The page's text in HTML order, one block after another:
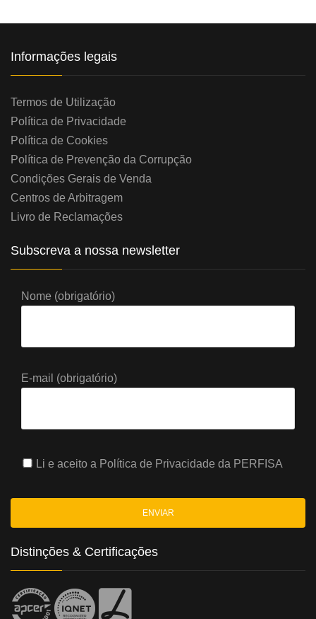
Informações legais
Termos de Utilização
Política de Privacidade
Política de Cookies
Política de Prevenção da Corrupção
Condições Gerais de Venda
Centros de Arbitragem
Livro de Reclamações
Subscreva a nossa newsletter
Nome (obrigatório)
E-mail (obrigatório)
Li e aceito a Política de Privacidade da PERFISA
Distinções & Certificações